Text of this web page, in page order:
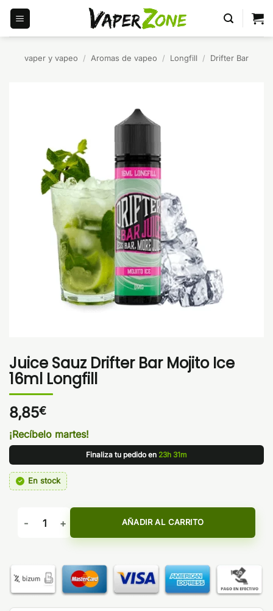
Saltar
contenido
vaper y vapeo / Aromas de vapeo / Longfill / Drifter Bar
Juice Sauz Drifter Bar Mojito Ice
16ml Longfill
8,85€
¡Recíbelo martes!
Finaliza tu pedido en 23h 31m
En stock
Juice Sauz Drifter Bar Mojito Ice 16ml Longfill cantidad
AÑADIR AL CARRITO